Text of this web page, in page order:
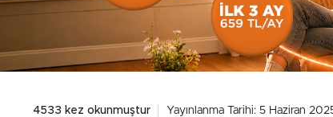
4533 kez okunmuştur Yayınlanma Tarihi: 5 Haziran